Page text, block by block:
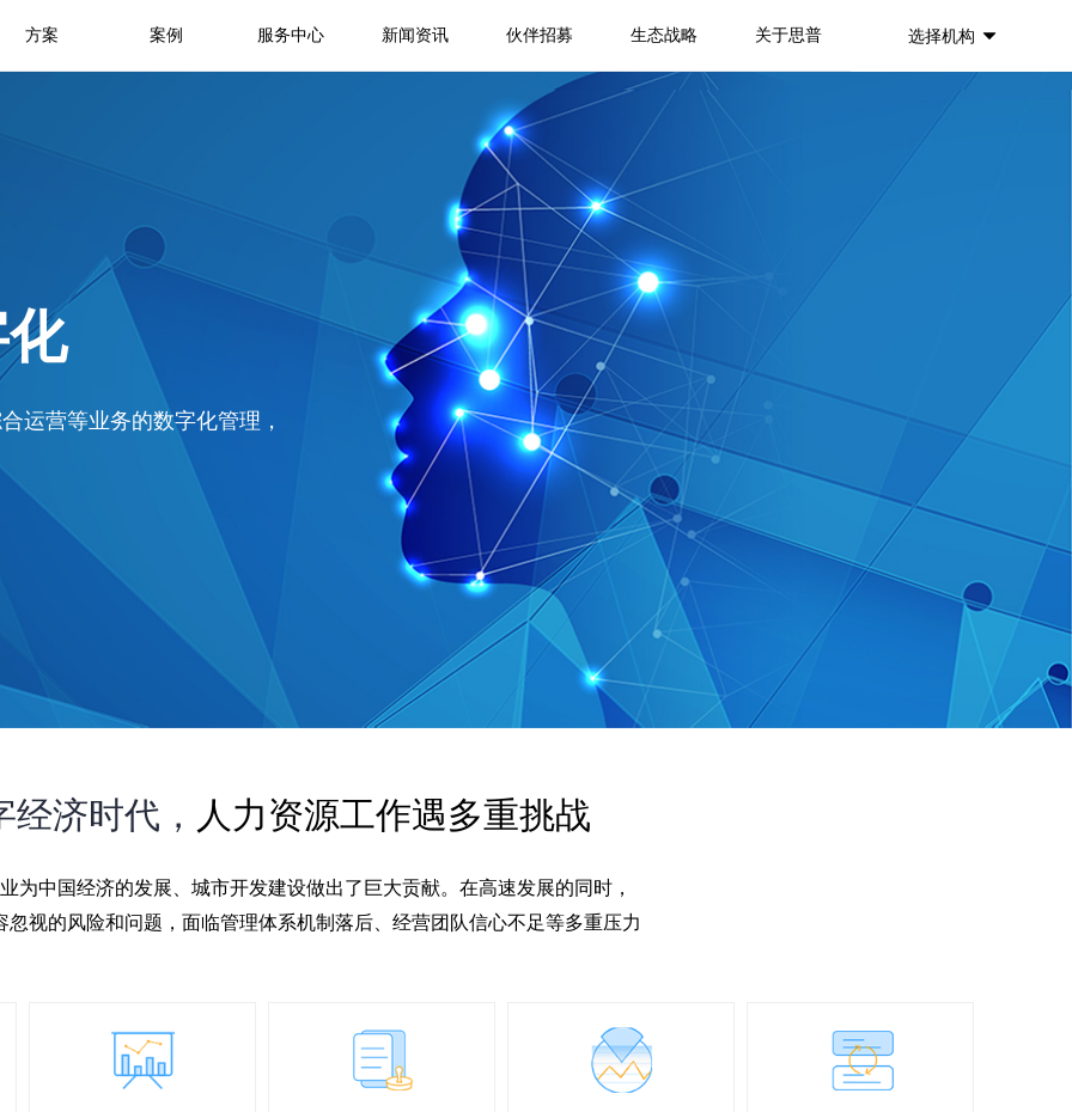
뀓
选择机构
方案 案例 服务中心 新闻资讯 伙伴招募 生态战略 关于思普
经济时代， 人力资源工作遇多重挑战
为中国经济的发展、城市开发建设做出了巨大贡献。在高速发展的同时，
忽视的风险和问题，面临管理体系机制落后、经营团队信心不足等多重压力
运营等业务的数字化管理，